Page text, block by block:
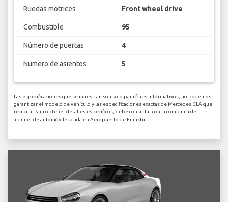
Ruedas motrices Front wheel drive
Combustible 95
Número de puertas 4
Numero de asientos 5
Las especificaciones que se muestran son solo para fines informativos, no podemos
garantizar el modelo de vehículo y las especificaciones exactas de Mercedes CLA que
recibirá. Para obtener detalles específicos, debe consultar con la compañía de
alquiler de automóviles dada en Aeropuerto de Frankfurt.